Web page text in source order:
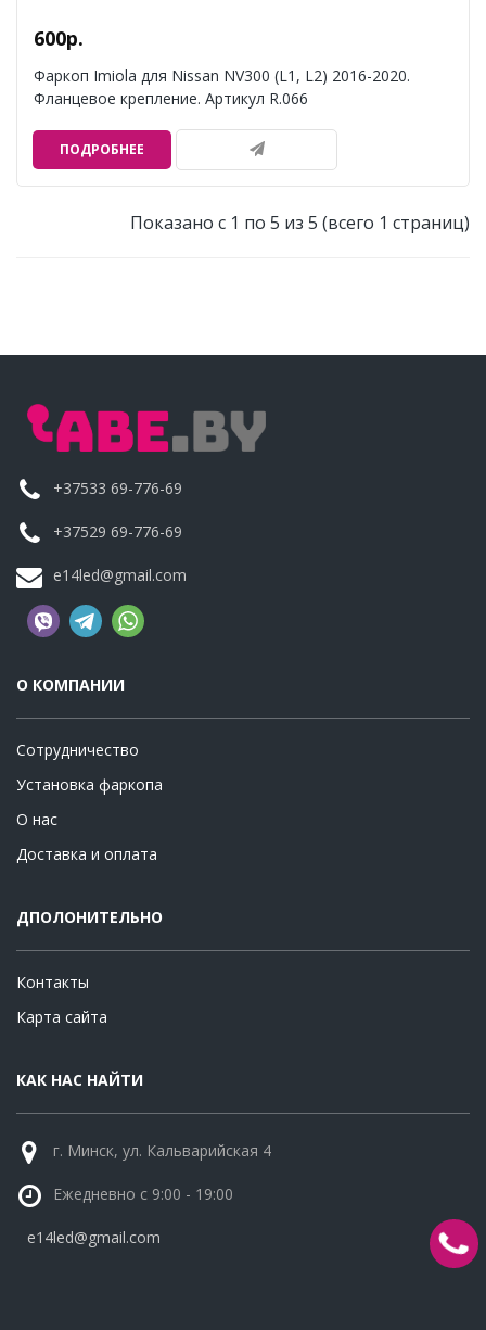
600р.
Фаркоп Imiola для Nissan NV300 (L1, L2) 2016-2020.
Фланцевое крепление. Артикул R.066
ПОДРОБНЕЕ
Показано с 1 по 5 из 5 (всего 1 страниц)
+37533 69-776-69
+37529 69-776-69
e14led@gmail.com
О КОМПАНИИ
Сотрудничество
Установка фаркопа
О нас
Доставка и оплата
ДПОЛОНИТЕЛЬНО
Контакты
Карта сайта
КАК НАС НАЙТИ
г. Минск, ул. Кальварийская 4
Ежедневно с 9:00 - 19:00
e14led@gmail.com